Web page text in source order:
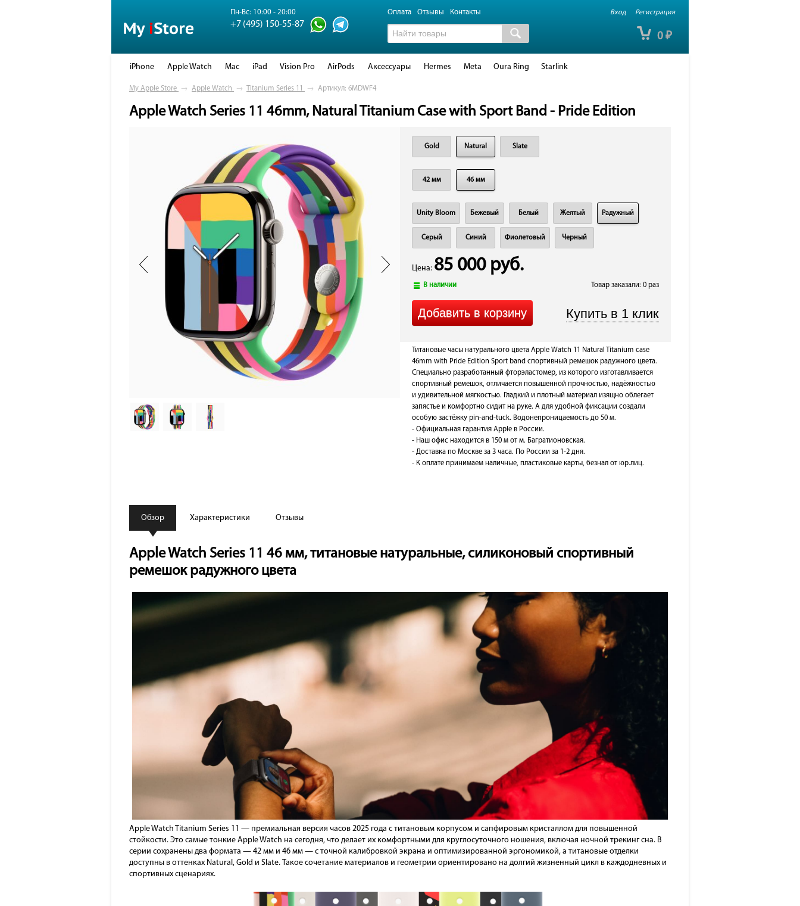
Вход Регистрация
Пн-Вс: 10:00 - 20:00
+7 (495) 150-55-87
Оплата Отзывы Контакты
0 ₽
iPhone Apple Watch Mac iPad Vision Pro AirPods Аксессуары Hermes Meta Oura Ring Starlink
My Apple Store → Apple Watch → Titanium Series 11 → Артикул: 6MDWF4
Apple Watch Series 11 46mm, Natural Titanium Case with Sport Band - Pride Edition
Gold Natural Slate
42 мм 46 мм
Unity Bloom Бежевый Белый Желтый Радужный
Серый Синий Фиолетовый Черный
Цена: 85 000 руб.
В наличии Товар заказали: 0 раз
Титановые часы натурального цвета Apple Watch 11 Natural Titanium case
46mm with Pride Edition Sport band спортивный ремешок радужного цвета.
Специально разработанный фторэластомер, из которого изготавливается
спортивный ремешок, отличается повышенной прочностью, надёжностью
и удивительной мягкостью. Гладкий и плотный материал изящно облегает
запястье и комфортно сидит на руке. А для удобной фиксации создали
особую застёжку pin-and-tuck. Водонепроницаемость до 50 м.
- Официальная гарантия Apple в России.
- Наш офис находится в 150 м от м. Багратионовская.
- Доставка по Москве за 3 часа. По России за 1-2 дня.
- К оплате принимаем наличные, пластиковые карты, безнал от юр.лиц.
Обзор Характеристики Отзывы
Apple Watch Series 11 46 мм, титановые натуральные, силиконовый спортивный
ремешок радужного цвета
Apple Watch Titanium Series 11 — премиальная версия часов 2025 года с титановым корпусом и сапфировым кристаллом для повышенной
стойкости. Это самые тонкие Apple Watch на сегодня, что делает их комфортными для круглосуточного ношения, включая ночной трекинг сна. В
серии сохранены два формата — 42 мм и 46 мм — с точной калибровкой экрана и оптимизированной эргономикой, а титановые отделки
доступны в оттенках Natural, Gold и Slate. Такое сочетание материалов и геометрии ориентировано на долгий жизненный цикл в каждодневных и
спортивных сценариях.